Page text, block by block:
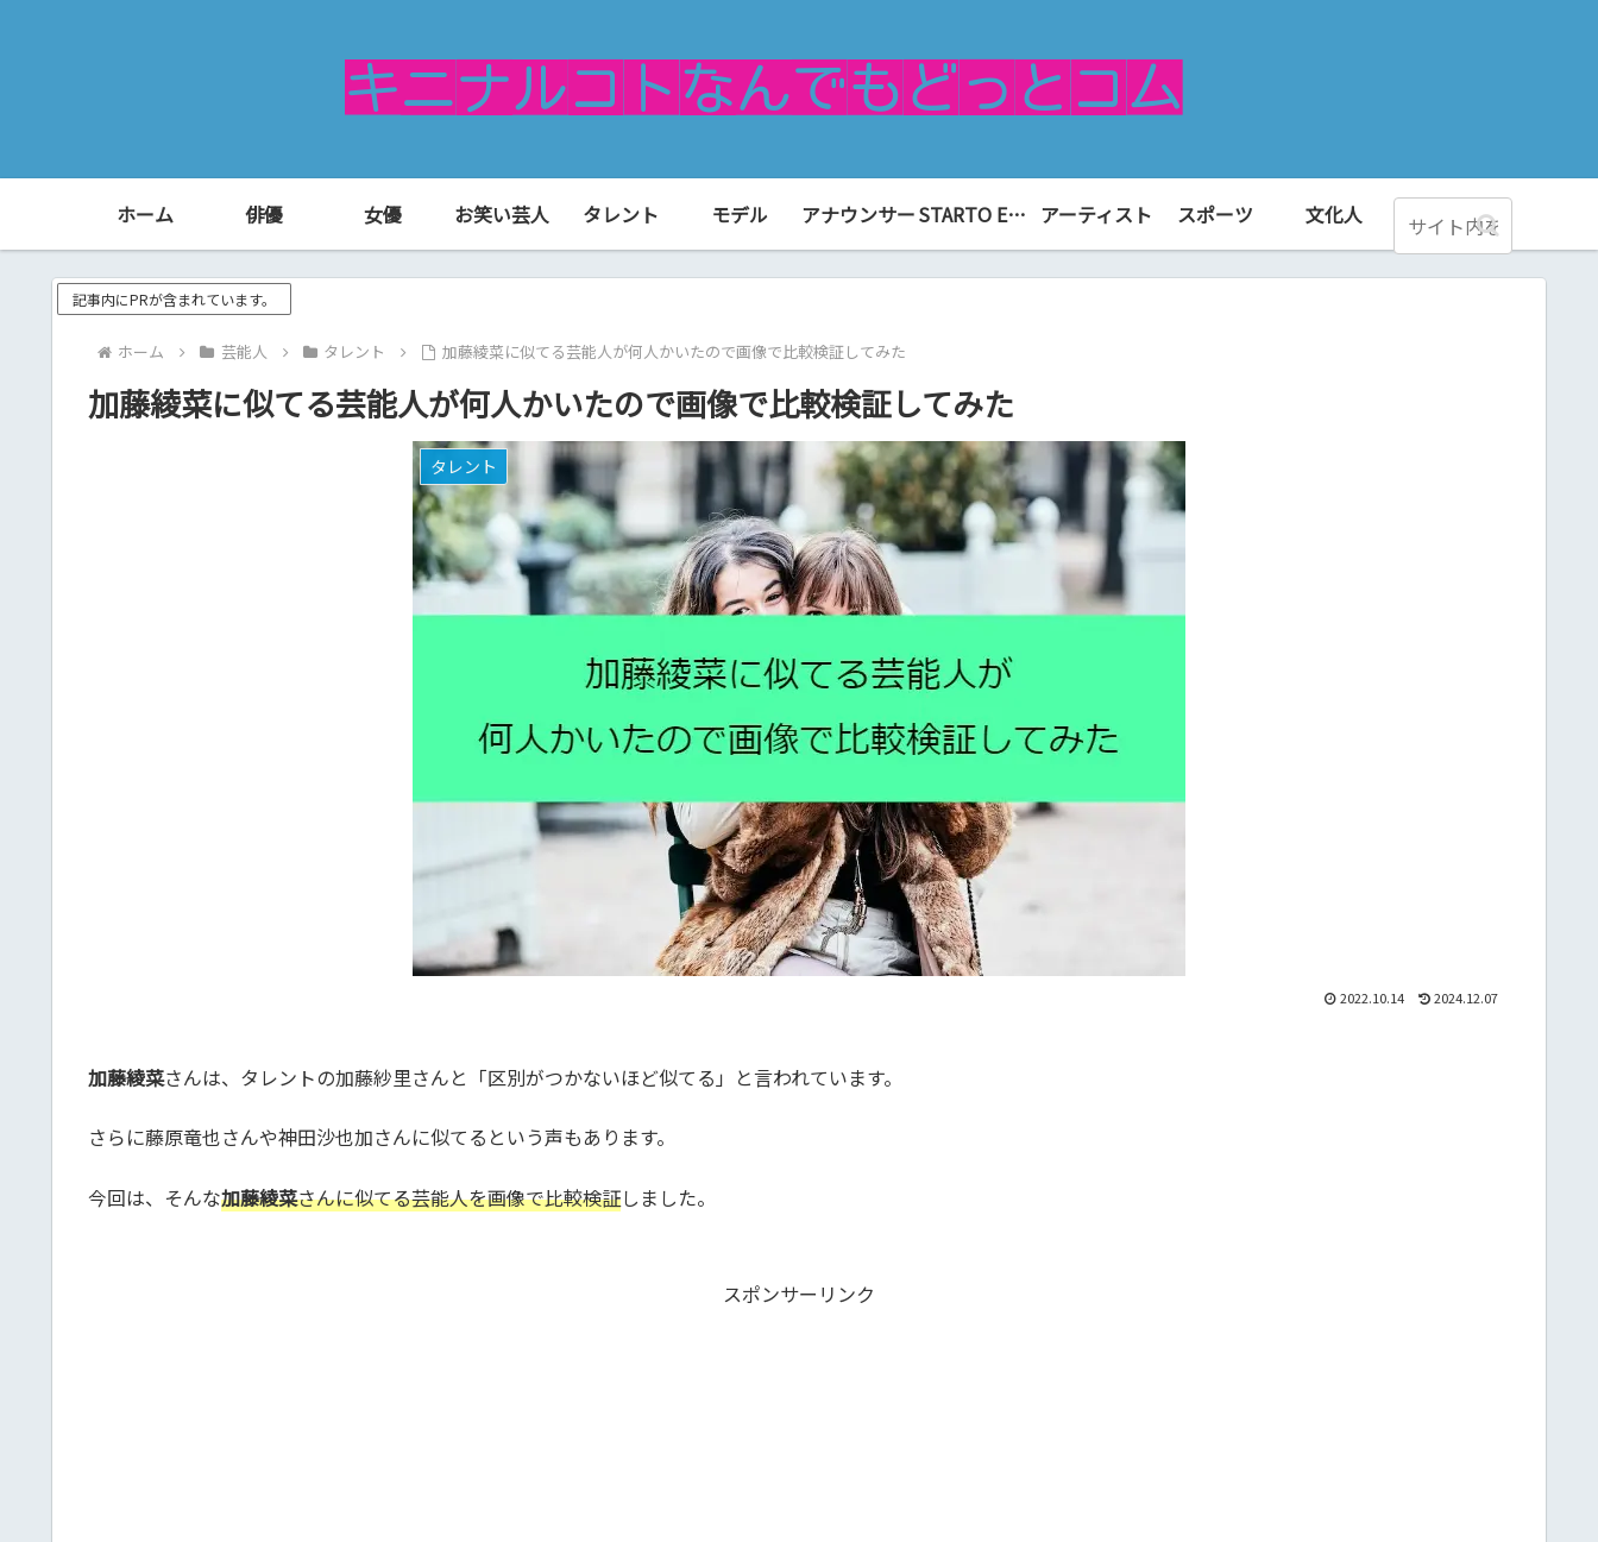
ホーム 俳優 女優 お笑い芸人 タレント モデル アナウンサー STARTO ENTERTAINMENT（旧ジャニーズ） アーティスト スポーツ 文化人
記事内にPRが含まれています。
ホーム 芸能人 タレント 加藤綾菜に似てる芸能人が何人かいたので画像で比較検証してみた
加藤綾菜に似てる芸能人が何人かいたので画像で比較検証してみた
タレント
2022.10.14 2024.12.07
加藤綾菜さんは、タレントの加藤紗里さんと「区別がつかないほど似てる」と言われています。
さらに藤原竜也さんや神田沙也加さんに似てるという声もあります。
今回は、そんな加藤綾菜さんに似てる芸能人を画像で比較検証しました。
スポンサーリンク